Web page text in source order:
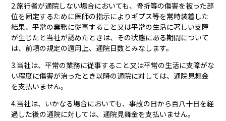
2.旅行者が通院しない場合においても、骨折等の傷害を被った部
位を固定するために医師の指示によりギプス等を常時装着した
結果、平常の業務に従事すること又は平常の生活に著しい支障
が生じたと当社が認めたときは、その状態にある期間について
は、前項の規定の適用上、通院日数とみなします。
3.当社は、平常の業務に従事すること又は平常の生活に支障がな
い程度に傷害が治ったとき以降の通院に対しては、通院見舞金
を支払いません。
4.当社は、いかなる場合においても、事故の日から百八十日を経
過した後の通院に対しては、通院見舞金を支払いません。